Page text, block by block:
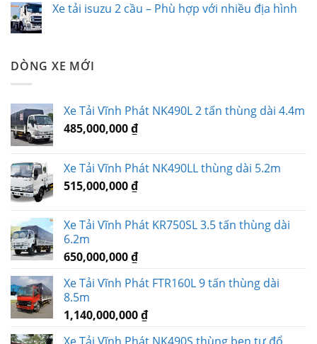
Xe tải isuzu 2 cầu – Phù hợp với nhiều địa hình
DÒNG XE MỚI
Xe Tải Vĩnh Phát NK490L 2 tấn thùng dài 4.4m
485,000,000₫
Xe Tải Vĩnh Phát NK490LL thùng dài 5.2m
515,000,000₫
Xe Tải Vĩnh Phát KR750SL 3.5 tấn thùng dài
6.2m
650,000,000₫
Xe Tải Vĩnh Phát FTR160L 9 tấn thùng dài
8.5m
1,140,000,000₫
Xe Tải Vĩnh Phát NK490S thùng ben tự đổ